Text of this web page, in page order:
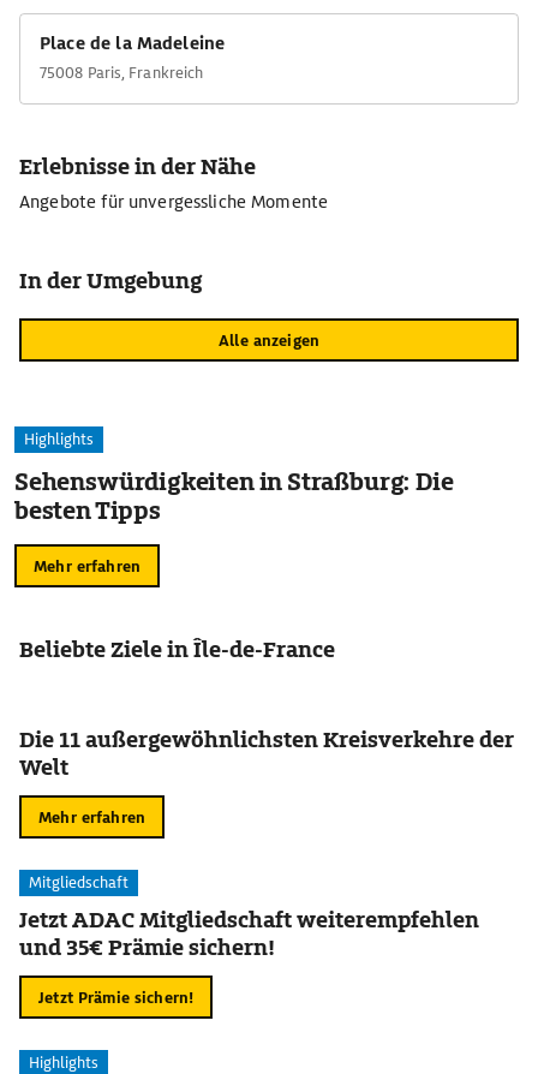
Place de la Madeleine
75008 Paris, Frankreich
Erlebnisse in der Nähe
Angebote für unvergessliche Momente
In der Umgebung
Alle anzeigen
Highlights
Sehenswürdigkeiten in Straßburg: Die
besten Tipps
Mehr erfahren
Beliebte Ziele in Île-de-France
Die 11 außergewöhnlichsten Kreisverkehre der
Welt
Mehr erfahren
Mitgliedschaft
Jetzt ADAC Mitgliedschaft weiterempfehlen
und 35€ Prämie sichern!
Jetzt Prämie sichern!
Highlights